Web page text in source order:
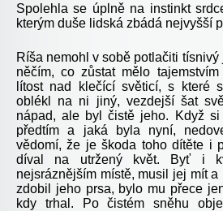
Spolehla se úplně na instinkt
kterým duše lidská zbádá nejvyšší
Ríša nemohl v sobě potlačiti
něčím, co zůstat mělo
lítost nad klečící světicí, s které
oblékl na ni jiný, vezdejší šat
nápad, ale byl čistě jeho. Když
předtím a jaká byla nyní,
vědomí, že je škoda toho dítěte i
díval na utržený květ. Byť i
nejsráznějším místě, musil jej mít
zdobil jeho prsa, bylo mu přece
kdy trhal. Po čistém sněhu